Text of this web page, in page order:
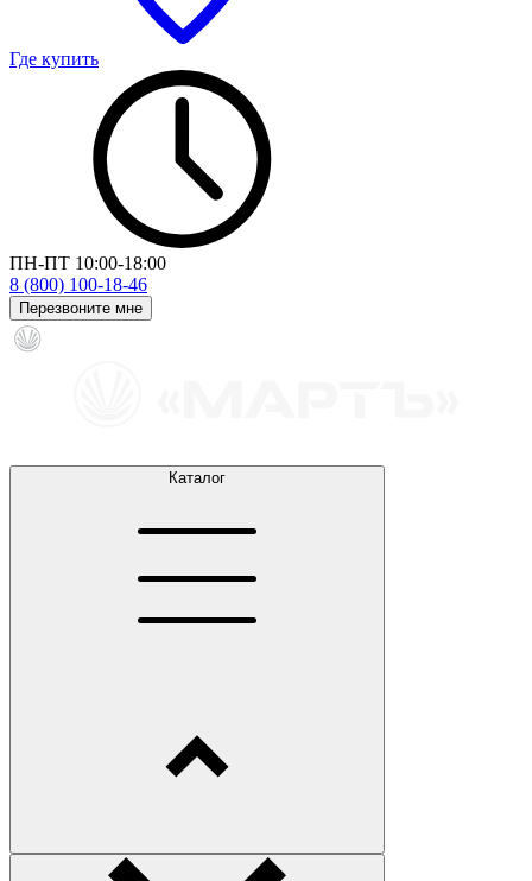
Где купить
ПН-ПТ 10:00-18:00
8 (800) 100-18-46
Перезвоните мне
Каталог